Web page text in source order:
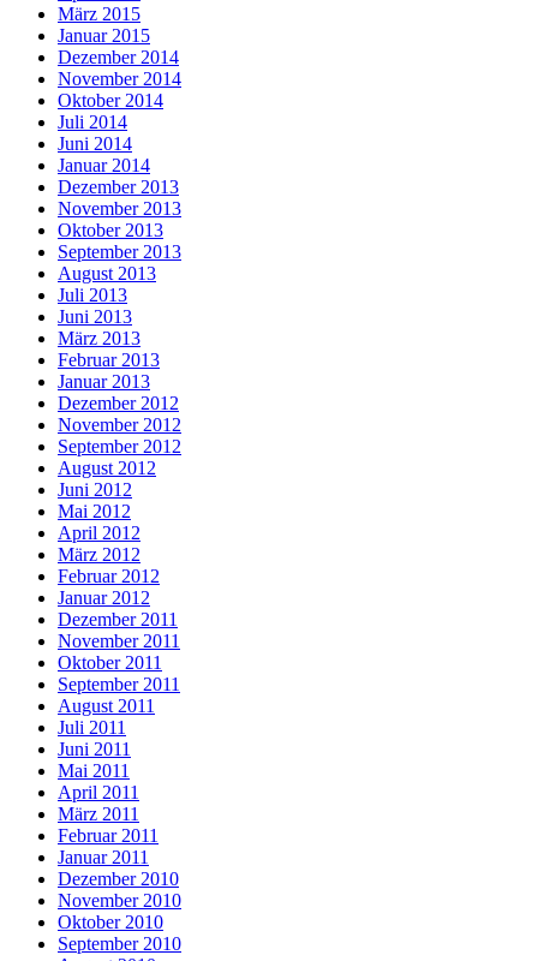
März 2015
Januar 2015
Dezember 2014
November 2014
Oktober 2014
Juli 2014
Juni 2014
Januar 2014
Dezember 2013
November 2013
Oktober 2013
September 2013
August 2013
Juli 2013
Juni 2013
März 2013
Februar 2013
Januar 2013
Dezember 2012
November 2012
September 2012
August 2012
Juni 2012
Mai 2012
April 2012
März 2012
Februar 2012
Januar 2012
Dezember 2011
November 2011
Oktober 2011
September 2011
August 2011
Juli 2011
Juni 2011
Mai 2011
April 2011
März 2011
Februar 2011
Januar 2011
Dezember 2010
November 2010
Oktober 2010
September 2010